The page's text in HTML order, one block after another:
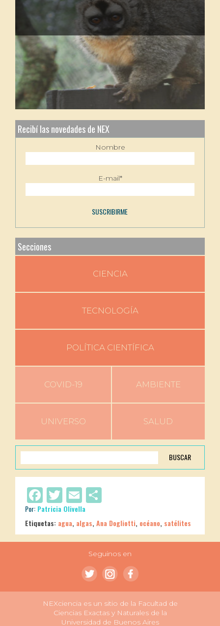
Recibí las novedades de NEX
Nombre
E-mail*
Secciones
CIENCIA
TECNOLOGÍA
POLÍTICA CIENTÍFICA
COVID-19 AMBIENTE
UNIVERSO SALUD
BUSCAR
Facebook
Twitter
Email
Por: Patricia Olivella
Etiquetas: agua, algas,Ana Dogliotti, océano, satélites
Seguinos en
NEXciencia es un sitio de la Facultad de
Ciencias Exactas y Naturales de la
Universidad de Buenos Aires